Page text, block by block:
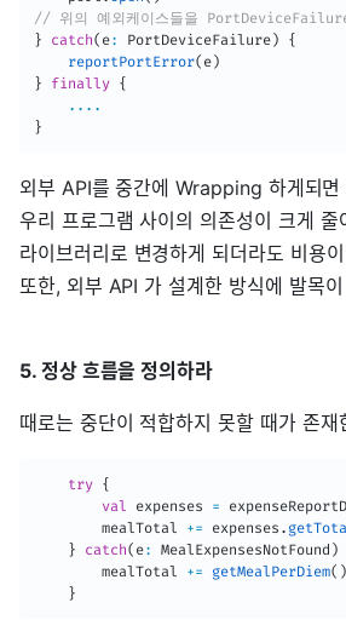
// 위의 예외케이스들을
}
catch( e: PortDeviceFailure )
{
reportPortError( e )
}
finally {
.. ..
}
외부 API를 중간에 Wrapping 하게되면
우리 프로그램 사이의 의존성이 크게 줄
라이브러리로 변경하게 되더라도 비용
또한, 외부 API 가 설계한 방식에 발목
5. 정상 흐름을 정의하라
때로는 중단이 적합하지 못할 때가 존재
try {
val expenses =
        mealTotal
+= expenses .
}
catch( e: MealExpensesNotFound )
        mealTotal
+= getMealPerDiem( )
}